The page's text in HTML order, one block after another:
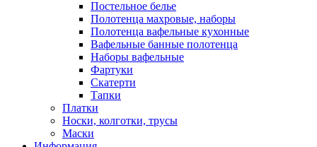
Постельное белье
Полотенца махровые, наборы
Полотенца вафельные кухонные
Вафельные банные полотенца
Наборы вафельные
Фартуки
Скатерти
Тапки
Платки
Носки, колготки, трусы
Маски